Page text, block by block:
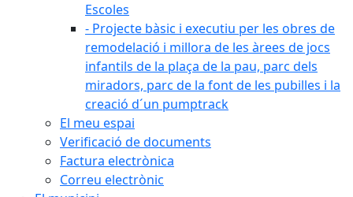
Escoles
- Projecte bàsic i executiu per les obres de
remodelació i millora de les àrees de jocs
infantils de la plaça de la pau, parc dels
miradors, parc de la font de les pubilles i la
creació d´un pumptrack
El meu espai
Verificació de documents
Factura electrònica
Correu electrònic